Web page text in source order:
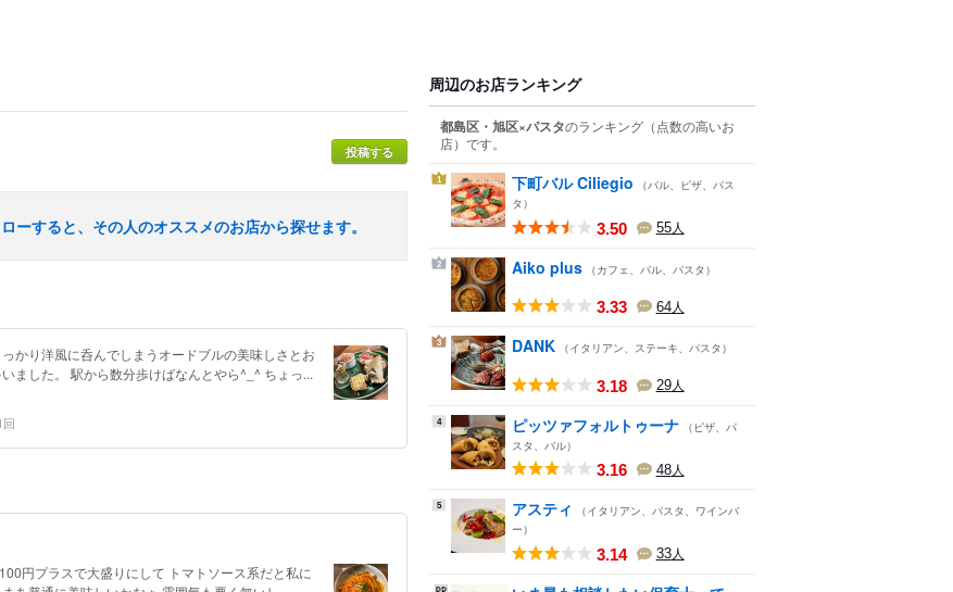
投稿する
ーすると、その人のオススメのお店から探せます。
かり洋風に呑んでしまうオードブルの美味しさとお
ました。 駅から数分歩けばなんとやら^_^ ちょっ...
回
円プラスで大盛りにして トマトソース系だと私に
周辺のお店ランキング
都島区・旭区×パスタのランキング （点数の高いお
店） です。
1 下町バル Ciliegio
（バル、ピザ、パス
タ）
3.50 55人
2 Aiko plus （カフェ、バル、パスタ）
3.33 64人
3 DANK （イタリアン、ステーキ、パスタ）
3.18 29人
4 ピッツァフォルトゥーナ （ピザ、パ
スタ、バル）
3.16 48人
5 アスティ
（イタリアン、パスタ、ワインバ
ー）
3.14 33人